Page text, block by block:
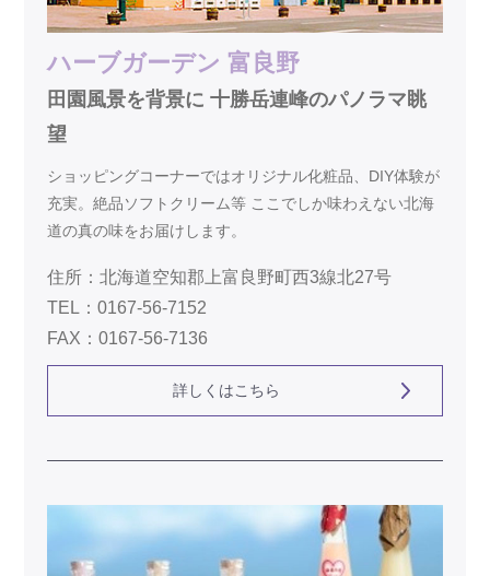
ハーブガーデン 富良野
田園風景を背景に 十勝岳連峰のパノラマ眺
望
ショッピングコーナーではオリジナル化粧品、DIY体験が
充実。絶品ソフトクリーム等 ここでしか味わえない北海
道の真の味をお届けします。
住所：北海道空知郡上富良野町西3線北27号
TEL：0167-56-7152
FAX：0167-56-7136
詳しくはこちら